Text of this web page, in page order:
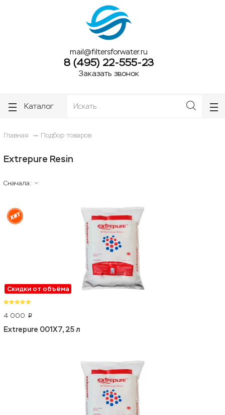
mail@filtersforwater.ru
8 (495) 22-555-23
Заказать звонок
Каталог
Главная Подбор товаров
Extrepure Resin
Сначала:
Скидки от объёма
4 000 p
Extrepure 001X7, 25 л